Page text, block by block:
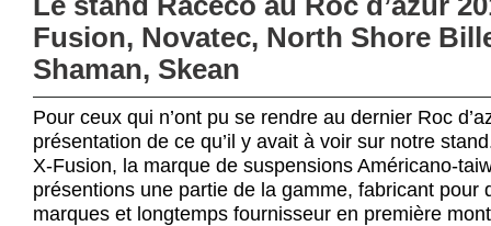
Fusion, Novatec, North Shore
Shaman, Skean
Pour ceux qui n’ont pu se rendre au dernier Roc
présentation de ce qu’il y avait à voir sur notre
X-Fusion, la marque de suspensions Américano-
présentions une partie de la gamme, fabricant pour
marques et longtemps fournisseur en première